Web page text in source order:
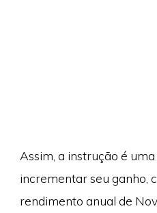
Assim, a instrução é
incrementar seu ganho,
rendimento anual de